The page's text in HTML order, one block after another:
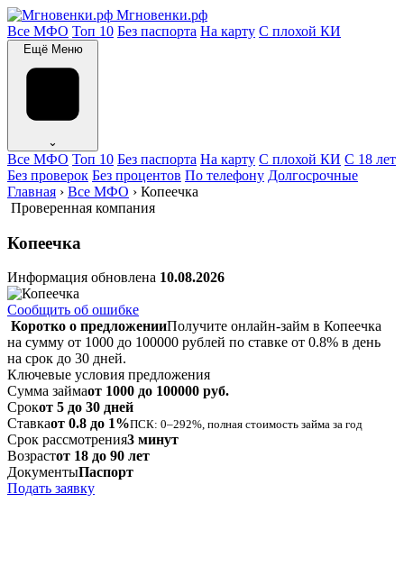
Мгновенки.рф
Все МФО Топ 10 Без паспорта На карту С плохой КИ
Ещё Меню
⌄
Все МФО Топ 10 Без паспорта На карту С плохой КИ С 18 лет
Без проверок Без процентов По телефону Долгосрочные
Главная › Все МФО › Копеечка
Проверенная компания
Копеечка
Информация обновлена 10.08.2026
Сообщить об ошибке
Коротко о предложенииПолучите онлайн-займ в Копеечка
на сумму от 1000 до 100000 рублей по ставке от 0.8% в день
на срок до 30 дней.
Ключевые условия предложения
Сумма займаот 1000 до 100000 руб.
Срокот 5 до 30 дней
Ставкаот 0.8 до 1%ПСК: 0–292%, полная стоимость займа за год
Срок рассмотрения3 минут
Возрастот 18 до 90 лет
ДокументыПаспорт
Подать заявку